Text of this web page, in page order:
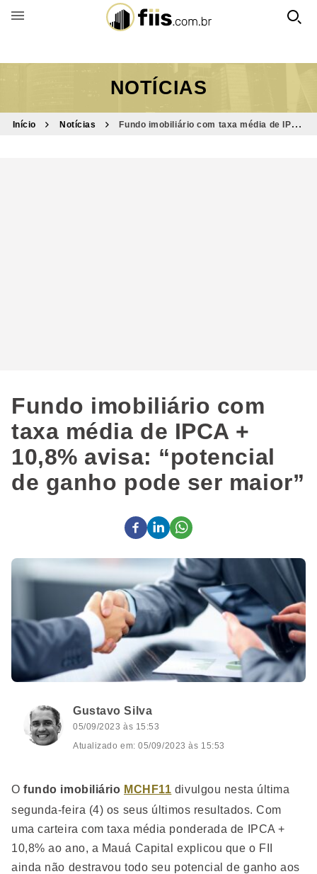
BUSCAR POR FUNDO
NOTÍCIAS
Início Notícias
Fundo imobiliário com taxa média de IPCA
Fundo imobiliário com
taxa média de IPCA +
10,8% avisa: “potencial
de ganho pode ser maior”
Gustavo Silva
05/09/2023 às 15:53
Atualizado em: 05/09/2023 às 15:53
Ofundo imobiliário MCHF11 divulgou nesta última
segunda-feira (4) os seus últimos resultados. Com
uma carteira com taxa média ponderada de IPCA +
10,8% ao ano, a Mauá Capital explicou que o FII
ainda não destravou todo seu potencial de ganho aos